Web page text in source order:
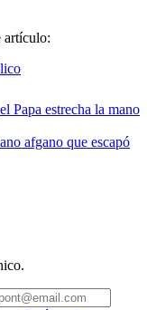
artículo:
Papa estrecha la mano
afgano que escapó